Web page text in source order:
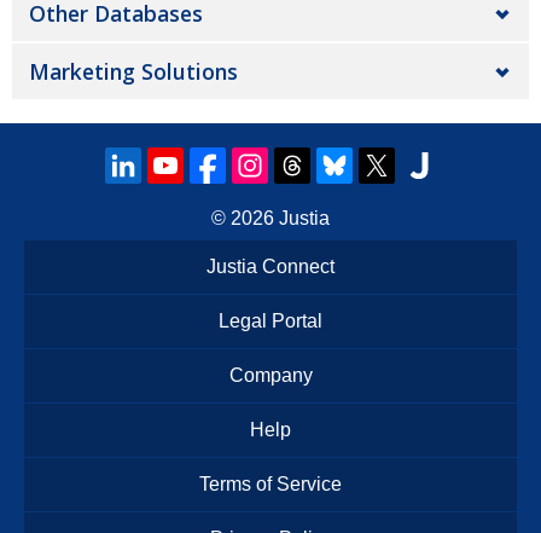
Other Databases
Marketing Solutions
© 2026 Justia
Justia Connect
Legal Portal
Company
Help
Terms of Service